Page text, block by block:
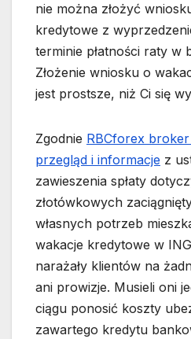
nie można złożyć
kredytowe z
terminie płatności raty w
Złożenie wniosku o
jest prostsze, niż Ci się
Zgodnie RBCforex
przegląd i informacje z
zawieszenia spłaty
złotówkowych
własnych potrzeb
wakacje kredytowe w
narażały klientów na
ani prowizje. Musieli oni
ciągu ponosić koszty
zawartego kredytu